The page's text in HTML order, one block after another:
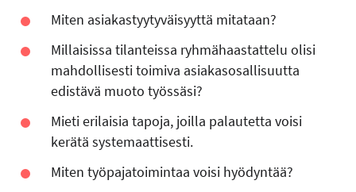
Miten asiakastyytyväisyyttä mitataan?
Millaisissa tilanteissa ryhmähaastattelu olisi
mahdollisesti toimiva asiakasosallisuutta
edistävä muoto työssäsi?
Mieti erilaisia tapoja, joilla palautetta voisi
kerätä systemaattisesti.
Miten työpajatoimintaa voisi hyödyntää?